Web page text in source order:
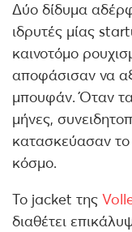
Δύο δίδυμα
ιδρυτές μίας
καινοτόμο
αποφάσισαν να
μπουφάν. Όταν
μήνες,
κατασκεύασαν
κόσμο.
Το jacket της
διαθέτει